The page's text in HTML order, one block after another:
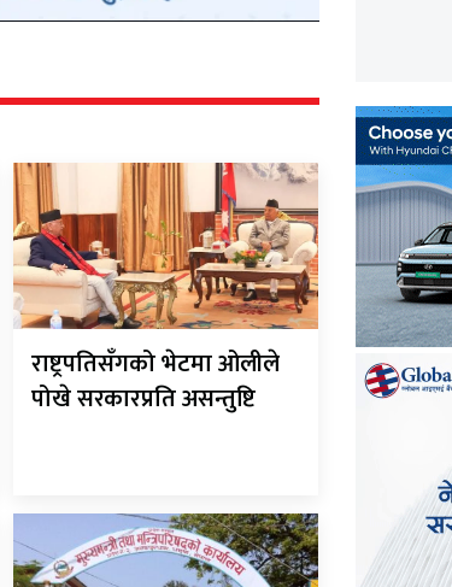
राष्ट्रपतिसँगको भेटमा ओलीले
पोखे सरकारप्रति असन्तुष्टि